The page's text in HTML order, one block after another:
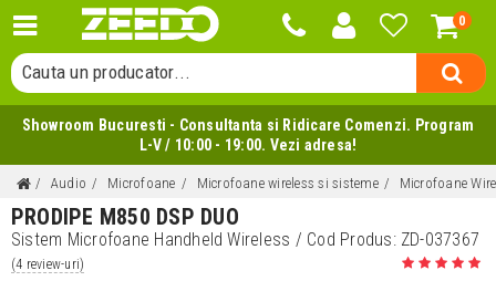
0
Cauta o categorie...
Cauta un producator...
Cauta un produs...
Showroom Bucuresti - Consultanta si Ridicare Comenzi. Program
L-V / 10:00 - 19:00. Vezi adresa!
Audio Microfoane Microfoane wireless si sisteme Microfoane
PRODIPE M850 DSP DUO
Sistem Microfoane Handheld Wireless / Cod Produs: ZD-037367
(4 review-uri)